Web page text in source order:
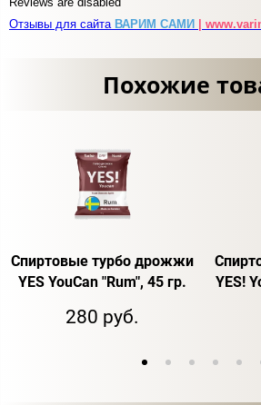
Отзывы для сайта ВАРИМ САМИ |
Похожие
Спиртовые турбо дрожжи
YES YouCan "Rum", 45 гр.
280 руб.
YES!